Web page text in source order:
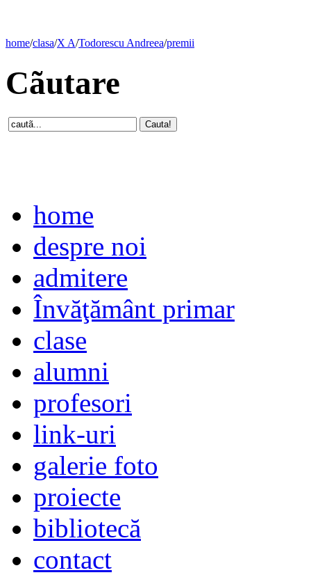
home/clasa/X A/Todorescu Andreea/premii
Cãutare
home
despre noi
admitere
Învăţământ primar
clase
alumni
profesori
link-uri
galerie foto
proiecte
bibliotecă
contact